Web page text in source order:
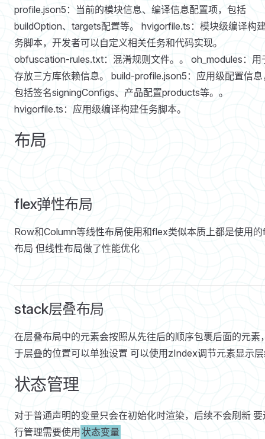
profile.json5：当前的模块信息、编译信息配置项，包括
buildOption、targets配置等。 hvigorfile.ts：模块级编译构
务脚本，开发者可以自定义相关任务和代码实现。
obfuscation-rules.txt：混淆规则文件。。 oh_modules：用
存放三方库依赖信息。 build-profile.json5：应用级配置信息
包括签名signingConfigs、产品配置products等。。
hvigorfile.ts：应用级编译构建任务脚本。
布局
flex弹性布局
Row和Column等线性布局使用和flex类似本质上都是使用
布局 但线性布局做了性能优化
stack层叠布局
在层叠布局中的元素会按照从先往后的顺序包裹后面的元素
于层叠的位置可以单独设置 可以使用zIndex调节元素显示
状态管理
对于普通声明的变量只会在初始化时渲染，后续不会刷新 要
行管理需要使用 状态变量